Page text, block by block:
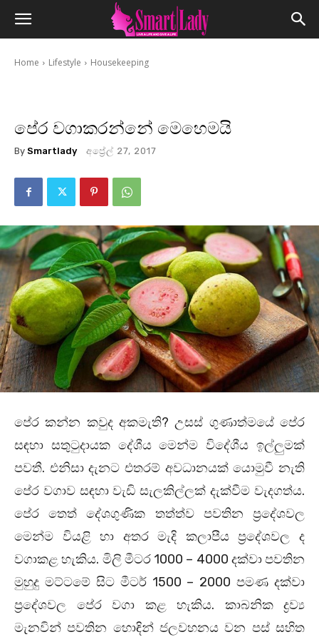
Home Lifestyle Housekeeping
පේර වගාකරන්නේ මෙහෙමයි
By Smartlady අප්‍රේල් 27, 2017
පේර කන්න කවුද අකමැති? උසස්‌ ගුණාත්මයේ පේර
සඳහා සතුටුදායක දේශීය මෙන්ම විදේශීය ඉල්ලුමක්‌
පවතී. එනිසා දැනට එතරම් අවධානයක්‌ යොමුවී නැති
පේර වගාව සඳහා වැඩි සැලකිල්ලක්‌ දැක්‌වීම වැදගත්ය.
පේර තෙත් දේශගුණික තත්ත්ව පවතින ප්‍රදේශවල
මෙන්ම වියළි හා අතර මැදි කලාපීය ප්‍රදේශවල ද
වගාකළ හැකිය. මිලි මීටර 1000 – 4000 දක්‌වා පවතින
මුහුදු මට්‌ටමේ සිට මීටර් 1500 – 2000 පමණ දක්‌වා
ප්‍රදේශවල පේර වගා කළ හැකිය. කාබනික ද්‍රව්‍ය
මැනවින් පවතින හොඳින් ජලවහනය වන පස්‌ සහිත